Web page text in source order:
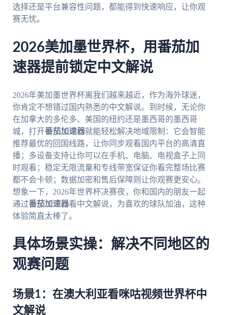
选择还是平台兼容性问题，都能得到快速响应，让你观
赛无忧。
2026美加墨世界杯，用番茄加
速器提前锁定中文解说
2026年美加墨世界杯离我们越来越近，作为海外球迷，
你肯定不想错过国内熟悉的中文解说。到时候，无论你
在加拿大的多伦多、美国的纽约还是墨西哥的墨西哥
城，打开番茄加速器就能轻松解决地域限制：它会智能
推荐最优的回国线路，让你同步观看国内平台的高清直
播；多设备支持让你可以在手机、电脑、电视盒子上同
时观看；稳定无限流量和专线带宽保证你看完整场比赛
都不会卡顿；数据加密和售后保障则让你观赛更安心。
想象一下，2026年世界杯决赛夜，你和国内的朋友一起
通过番茄加速器看中文解说，为喜欢的球队加油，这种
体验简直太棒了。
具体场景实操：解决不同地区的
观赛问题
场景1：在澳大利亚看咪咕视频世界杯中
文解说